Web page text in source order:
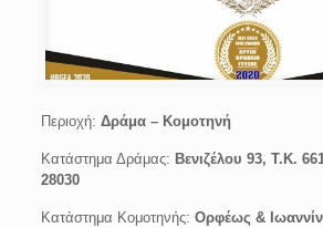
Περιοχή: Δράμα – Κομοτηνή
Κατάστημα Δράμας: Βενιζέλου 93, Τ.Κ.
28030
Κατάστημα Κομοτηνής: Ορφέως &